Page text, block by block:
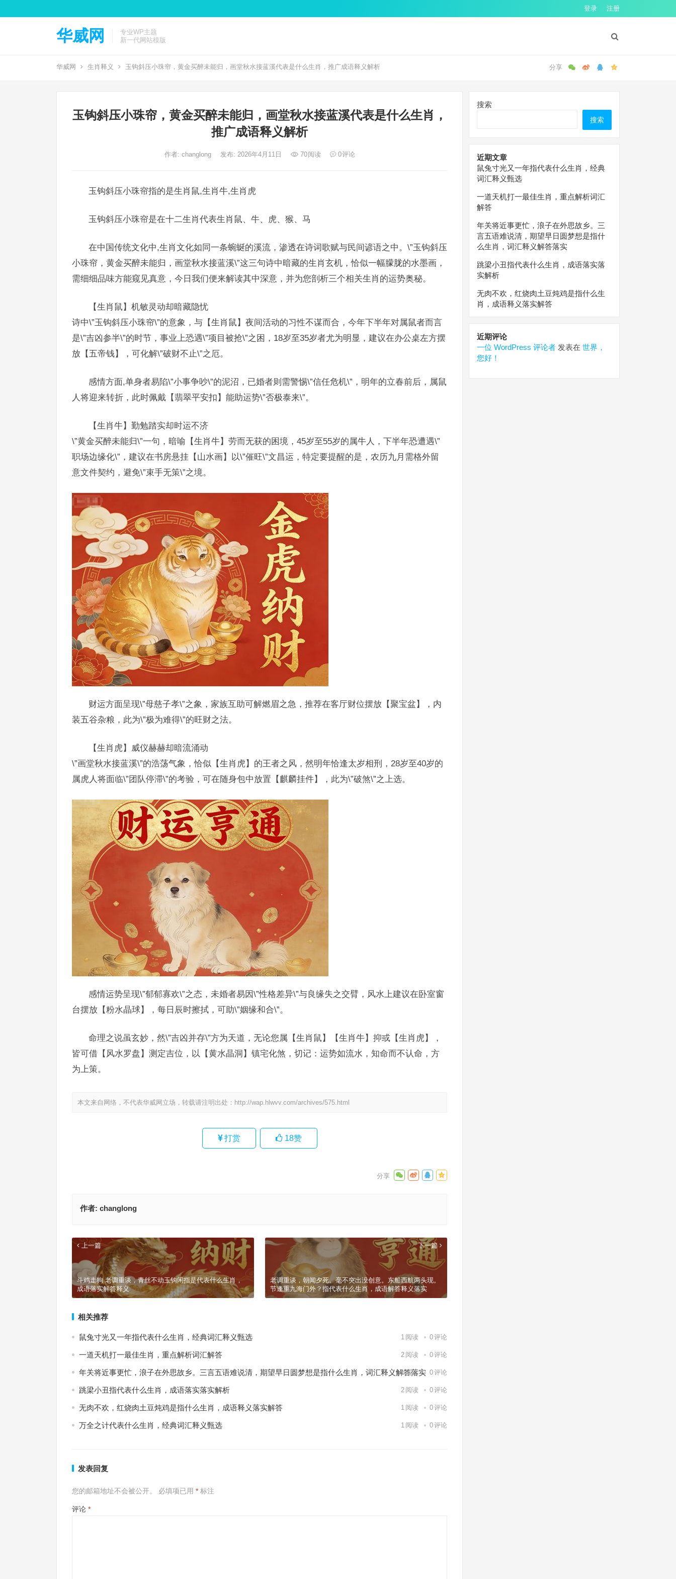
登录 注册
华威网
专业WP主题
新一代网站模版
华威网 生肖释义 玉钩斜压小珠帘，黄金买醉未能归，画堂秋水接蓝溪代表是什么生肖，推广成语释义解析
玉钩斜压小珠帘，黄金买醉未能归，画堂秋水接蓝溪代表是什么生肖，
推广成语释义解析
作者: changlong 发布: 2026年4月11日 70阅读 0评论
玉钩斜压小珠帘指的是生肖鼠,生肖牛,生肖虎
玉钩斜压小珠帘是在十二生肖代表生肖鼠、牛、虎、猴、马
在中国传统文化中,生肖文化如同一条蜿蜒的溪流，渗透在诗词歌赋与民间谚语之中。\”玉钩斜压
小珠帘，黄金买醉未能归，画堂秋水接蓝溪\”这三句诗中暗藏的生肖玄机，恰似一幅朦胧的水墨画，
需细细品味方能窥见真意，今日我们便来解读其中深意，并为您剖析三个相关生肖的运势奥秘。
【生肖鼠】机敏灵动却暗藏隐忧
诗中\”玉钩斜压小珠帘\”的意象，与【生肖鼠】夜间活动的习性不谋而合，今年下半年对属鼠者而言
是\”吉凶参半\”的时节，事业上恐遇\”项目被抢\”之困，18岁至35岁者尤为明显，建议在办公桌左方摆
放【五帝钱】，可化解\”破财不止\”之厄。
感情方面,单身者易陷\”小事争吵\”的泥沼，已婚者则需警惕\”信任危机\”，明年的立春前后，属鼠
人将迎来转折，此时佩戴【翡翠平安扣】能助运势\”否极泰来\”。
【生肖牛】勤勉踏实却时运不济
\”黄金买醉未能归\”一句，暗喻【生肖牛】劳而无获的困境，45岁至55岁的属牛人，下半年恐遭遇\”
职场边缘化\”，建议在书房悬挂【山水画】以\”催旺\”文昌运，特定要提醒的是，农历九月需格外留
意文件契约，避免\”束手无策\”之境。
财运方面呈现\”母慈子孝\”之象，家族互助可解燃眉之急，推荐在客厅财位摆放【聚宝盆】，内
装五谷杂粮，此为\”极为难得\”的旺财之法。
【生肖虎】威仪赫赫却暗流涌动
\”画堂秋水接蓝溪\”的浩荡气象，恰似【生肖虎】的王者之风，然明年恰逢太岁相刑，28岁至40岁的
属虎人将面临\”团队停滞\”的考验，可在随身包中放置【麒麟挂件】，此为\”破煞\”之上选。
感情运势呈现\”郁郁寡欢\”之态，未婚者易因\”性格差异\”与良缘失之交臂，风水上建议在卧室窗
台摆放【粉水晶球】，每日辰时擦拭，可助\”姻缘和合\”。
命理之说虽玄妙，然\”吉凶并存\”方为天道，无论您属【生肖鼠】【生肖牛】抑或【生肖虎】，
皆可借【风水罗盘】测定吉位，以【黄水晶洞】镇宅化煞，切记：运势如流水，知命而不认命，方
为上策。
本文来自网络，不代表华威网立场，转载请注明出处： http://wap.hlwvv.com/archives/575.html
打赏 18赞
作者: changlong
上一篇
斗鸡走狗 老调重谈，青丝不动玉钩闲指是代表什么生肖，
成语落实解答释义
下一篇
老调重谈，朝闻夕死。毫不突出没创意。东船西航两头现。
节逢重九海门外？指代表什么生肖，成语解答释义落实
相关推荐
鼠兔寸光又一年指代表什么生肖，经典词汇释义甄选 1 阅读 0评论
一道天机打一最佳生肖，重点解析词汇解答 2 阅读 0评论
年关将近事更忙，浪子在外思故乡。三言五语难说清，期望早日圆梦想是指什么生肖，词汇释义解答落实
1阅读 0评论
跳梁小丑指代表什么生肖，成语落实落实解析 2 阅读 0评论
无肉不欢，红烧肉土豆炖鸡是指什么生肖，成语释义落实解答 1 阅读 0评论
万全之计代表什么生肖，经典词汇释义甄选 1 阅读 0评论
发表回复
您的邮箱地址不会被公开。 必填项已用 * 标注
评论 *
搜索
搜索
近期文章
鼠兔寸光又一年指代表什么生肖，经典
词汇释义甄选
一道天机打一最佳生肖，重点解析词汇
解答
年关将近事更忙，浪子在外思故乡。三
言五语难说清，期望早日圆梦想是指什
么生肖，词汇释义解答落实
跳梁小丑指代表什么生肖，成语落实落
实解析
无肉不欢，红烧肉土豆炖鸡是指什么生
肖，成语释义落实解答
近期评论
一位 WordPress 评论者 发表在 世界，
您好！